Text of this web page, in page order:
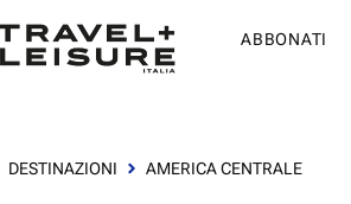
ABBONATI
DESTINAZIONI AMERICA CENTRALE